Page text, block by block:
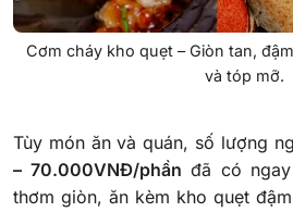
Cơm cháy kho quẹt – Giòn tan,
và tóp mỡ.
Tùy món ăn và quán, số lượng
– 70.000VNĐ/phần đã có
thơm giòn, ăn kèm kho quẹt